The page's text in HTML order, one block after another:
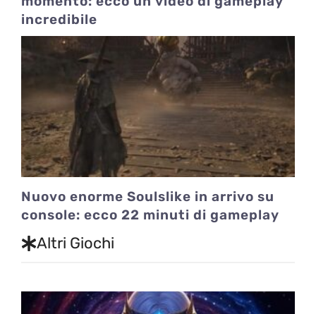
incredibile
Nuovo enorme Soulslike in arrivo su
console: ecco 22 minuti di gameplay
Altri Giochi